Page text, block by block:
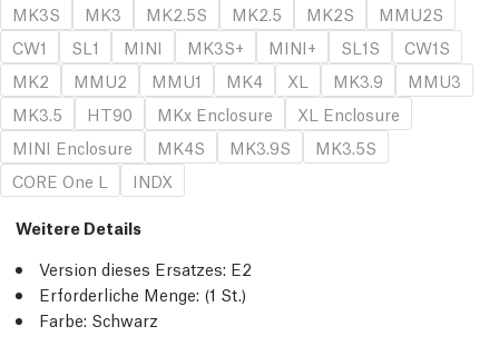
MK3S
MK3 MK2.5S MK2.5 MK2S
MMU2S
CW1
SL1 MINI MK3S+ MINI+ SL1S
CW1S
MK2
MMU2 MMU1 MK4 XL MK3.9
MMU3
MK3.5
HT90 MKx Enclosure
XL Enclosure
MINI Enclosure
MK4S MK3.9S
MK3.5S
CORE One L
INDX
Weitere Details
Version dieses Ersatzes: E2
Erforderliche Menge: (1 St.)
Farbe: Schwarz